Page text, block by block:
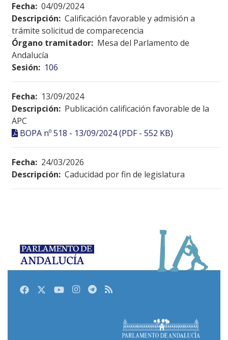
Fecha: 04/09/2024
Descripción: Calificación favorable y admisión a
trámite solicitud de comparecencia
Órgano tramitador: Mesa del Parlamento de
Andalucía
Sesión: 106
Fecha: 13/09/2024
Descripción: Publicación calificación favorable de la
APC
BOPA nº 518 - 13/09/2024 (PDF - 552 KB)
Fecha: 24/03/2026
Descripción: Caducidad por fin de legislatura
FacebookTwitterYoutubeInstagram
Telegram
RSS